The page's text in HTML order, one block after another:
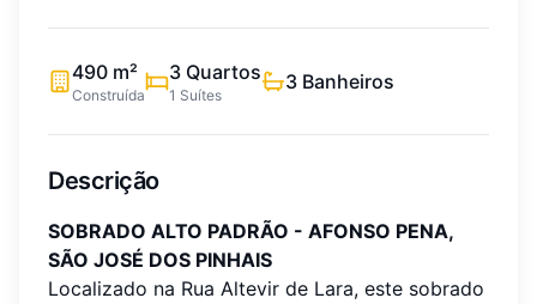
490 m²
Construída
3 Quartos
1 Suítes
3 Banheiros
Descrição
SOBRADO ALTO PADRÃO - AFONSO PENA,
SÃO JOSÉ DOS PINHAIS
Localizado na Rua Altevir de Lara, este sobrado